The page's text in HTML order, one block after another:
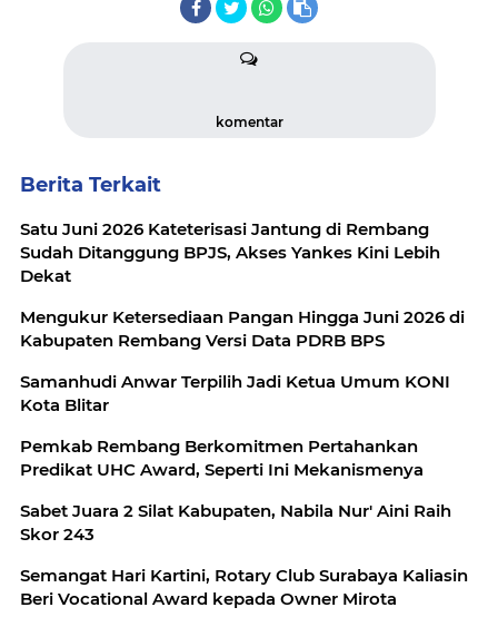
komentar
Berita Terkait
Satu Juni 2026 Kateterisasi Jantung di Rembang
Sudah Ditanggung BPJS, Akses Yankes Kini Lebih
Dekat
Mengukur Ketersediaan Pangan Hingga Juni 2026 di
Kabupaten Rembang Versi Data PDRB BPS
Samanhudi Anwar Terpilih Jadi Ketua Umum KONI
Kota Blitar
Pemkab Rembang Berkomitmen Pertahankan
Predikat UHC Award, Seperti Ini Mekanismenya
Sabet Juara 2 Silat Kabupaten, Nabila Nur' Aini Raih
Skor 243
Semangat Hari Kartini, Rotary Club Surabaya Kaliasin
Beri Vocational Award kepada Owner Mirota